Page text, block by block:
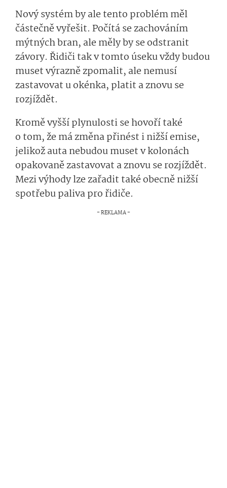
Nový systém by ale tento problém měl
částečně vyřešit. Počítá se zachováním
mýtných bran, ale měly by se odstranit
závory. Řidiči tak v tomto úseku vždy budou
muset výrazně zpomalit, ale nemusí
zastavovat u okénka, platit a znovu se
rozjíždět.
Kromě vyšší plynulosti se hovoří také
o tom, že má změna přinést i nižší emise,
jelikož auta nebudou muset v kolonách
opakovaně zastavovat a znovu se rozjíždět.
Mezi výhody lze zařadit také obecně nižší
spotřebu paliva pro řidiče.